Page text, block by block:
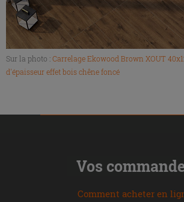
Sur la photo :Carrelage Ekowood Brown XOUT
d'épaisseur effet bois chêne foncé
Vos
Comment acheter en